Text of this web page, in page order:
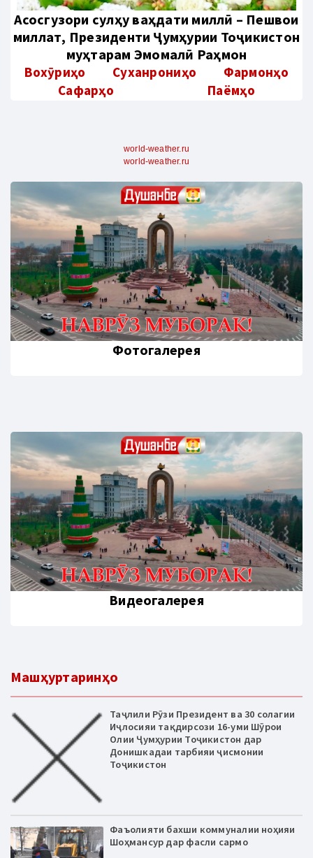
Aсосгузори сулҳу ваҳдати миллӣ – Пешвои
миллат, Президенти Ҷумҳурии Тоҷикистон
муҳтарам Эмомалӣ Раҳмон
Вохӯриҳо Суханрониҳо
Фармонҳо
Сафарҳо
Паёмҳо
world-weather.ru
world-weather.ru
Фотогалерея
Видеогалерея
Машҳуртаринҳо
Таҷлили Рӯзи Президент ва 30 солагии
Иҷлосияи тақдирсози 16-уми Шӯрои
Олии Ҷумҳурии Тоҷикистон дар
Донишкадаи тарбияи ҷисмонии
Тоҷикистон
Фаъолияти бахши коммуналии ноҳияи
Шоҳмансур дар фасли сармо